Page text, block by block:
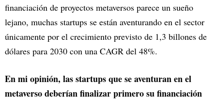
financiación de proyectos metaversos parece un sueño
lejano, muchas startups se están aventurando en el sector
únicamente por el crecimiento previsto de 1,3 billones de
dólares para 2030 con una CAGR del 48%.
En mi opinión, las startups que se aventuran en el
metaverso deberían finalizar primero su financiación